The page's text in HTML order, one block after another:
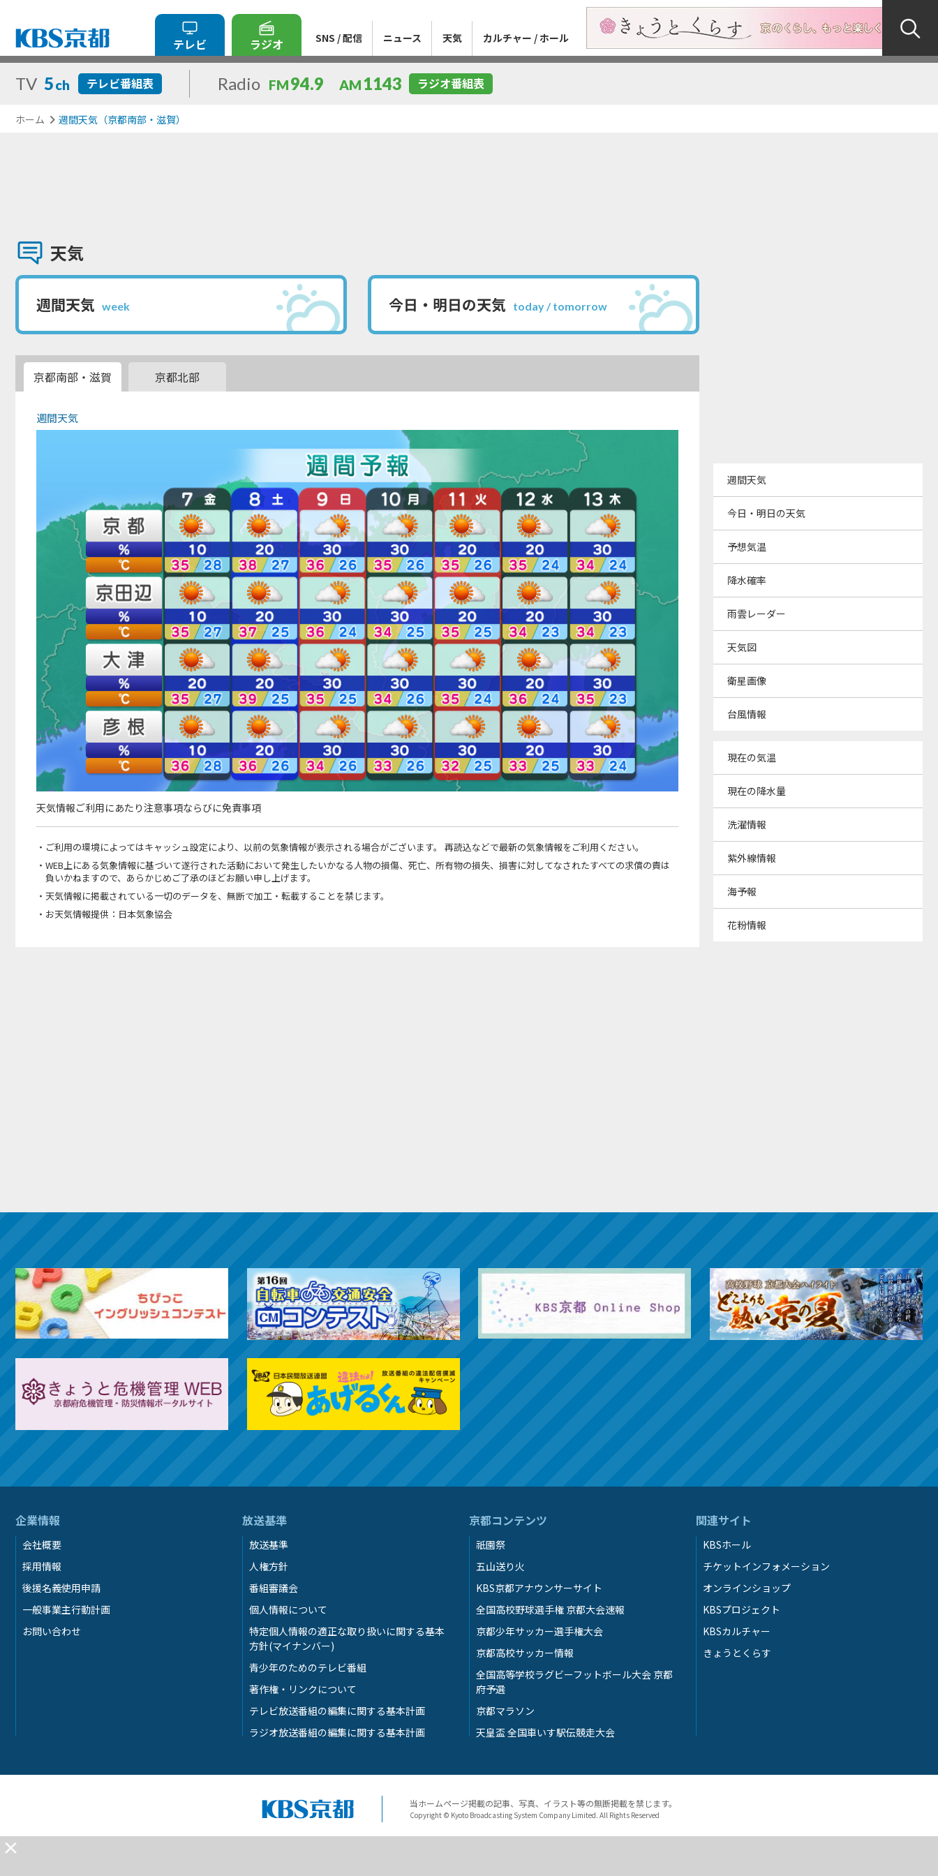
テレビ ラジオ SNS / 配信 ニュース 天気 カルチャー / ホール
TV 5ch テレビ番組表 Radio FM94.9 AM1143 ラジオ番組表
ホーム 週間天気（京都南部・滋賀）
天気
週間天気 week 今日・明日の天気 today / tomorrow
京都南部・滋賀 京都北部
週間天気
天気情報ご利用にあたり注意事項ならびに免責事項
・ご利用の環境によってはキャッシュ設定により、以前の気象情報が表示される場合がございます。 再読込などで最新の気象情報をご利用ください。
・WEB上にある気象情報に基づいて遂行された活動において発生したいかなる人物の損傷、死亡、所有物の損失、損害に対してなされたすべての求償の責は
負いかねますので、あらかじめご了承のほどお願い申し上げます。
・天気情報に掲載されている一切のデータを、無断で加工・転載することを禁じます。
・お天気情報提供：日本気象協会
週間天気
今日・明日の天気
予想気温
降水確率
雨雲レーダー
天気図
衛星画像
台風情報
現在の気温
現在の降水量
洗濯情報
紫外線情報
海予報
花粉情報
企業情報
会社概要
採用情報
後援名義使用申請
一般事業主行動計画
お問い合わせ
放送基準
放送基準
人権方針
番組審議会
個人情報について
特定個人情報の適正な取り扱いに関する基本
方針(マイナンバー)
青少年のためのテレビ番組
著作権・リンクについて
テレビ放送番組の編集に関する基本計画
ラジオ放送番組の編集に関する基本計画
京都コンテンツ
祇園祭
五山送り火
KBS京都アナウンサーサイト
全国高校野球選手権 京都大会速報
京都少年サッカー選手権大会
京都高校サッカー情報
全国高等学校ラグビーフットボール大会 京都
府予選
京都マラソン
天皇盃 全国車いす駅伝競走大会
関連サイト
KBSホール
チケットインフォメーション
オンラインショップ
KBSプロジェクト
KBSカルチャー
きょうとくらす
当ホームページ掲載の記事、写真、イラスト等の無断掲載を禁じます。
Copyright © Kyoto Broadcasting System Company Limited. All Rights Reserved
×